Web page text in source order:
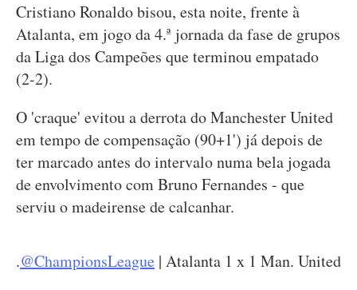
Cristiano Ronaldo bisou, esta noite, frente à
Atalanta, em jogo da 4.ª jornada da fase de grupos
da Liga dos Campeões que terminou empatado
(2-2).
O 'craque' evitou a derrota do Manchester United
em tempo de compensação (90+1') já depois de
ter marcado antes do intervalo numa bela jogada
de envolvimento com Bruno Fernandes - que
serviu o madeirense de calcanhar.
.@ChampionsLeague | Atalanta 1 x 1 Man. United